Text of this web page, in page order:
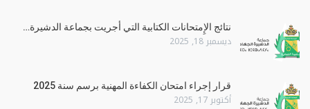
نتائج الإِمتحانات الكتابية التي أجريت بجماعة الدشيرة…
ديسمبر 18, 2025
قرار إجراء امتحان الكفاءة المهنية برسم سنة 2025
أكتوبر 17, 2025